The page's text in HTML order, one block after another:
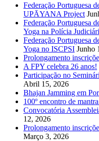
Federação Portuguesa
UPĀYANA Project
Federação Portuguesa
Yoga na Polícia
Federação Portuguesa
Yoga no ISCPSI Junho
Prolongamento
A FPY celebra 26 anos!
Participação no
Abril 15, 2026
Bhajan Jamming em
100º encontro de
Convocatória
12, 2026
Prolongamento
Março 3, 2026